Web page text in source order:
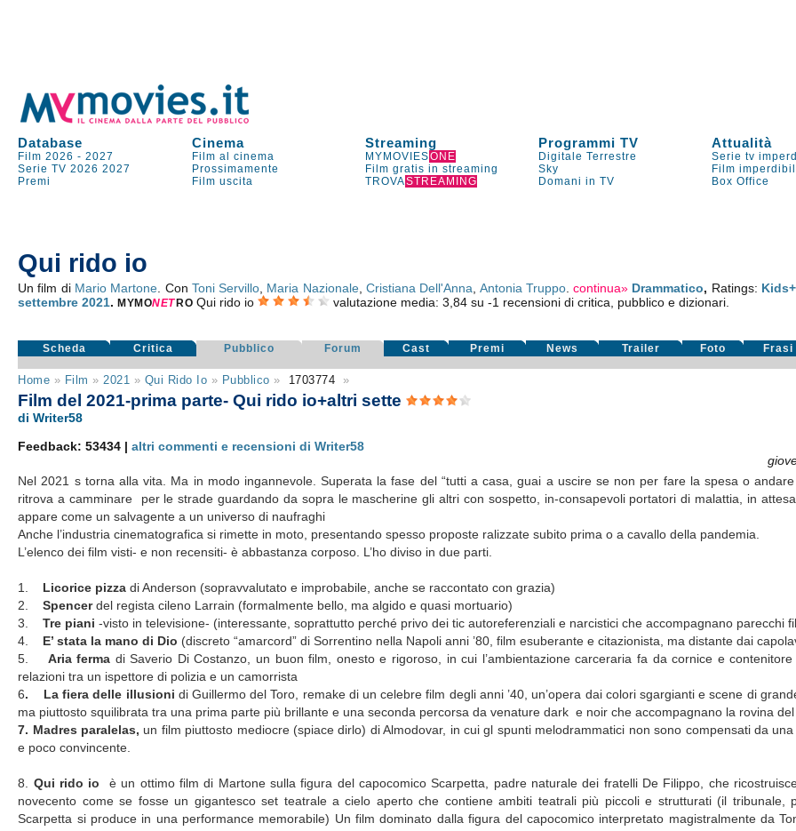
Database Cinema Streaming Programmi TV Attualità
Film 2026 -2027 Film al cinema MYMOVIESONE Digitale Terrestre Serie tv
Serie TV 2026 2027 Prossimamente Film gratis in streaming Sky Film
Premi
Film uscita TROVASTREAMING Domani in TV Box Office
Qui rido io
Un film di Mario Martone . Con Toni Servillo Maria Nazionale, Cristiana Dell'Anna Antonia Truppo.continua» Drammatico, Ratings:
settembre 2021.MYMONET RO Qui rido io valutazione media: 3,84 su -1 recensioni di critica, pubblico e dizionari.
Scheda Critica Pubblico Forum Cast Premi News Trailer Foto Frasi
Home » Film » 2021 » Qui Rido Io » Pubblico » 1703774 »
Film del 2021-prima parte- Qui rido io+altri sette
di Writer58
Feedback: 53434 |altri commenti e recensioni di Writer58
Nel 2021 s torna alla vita. Ma in modo ingannevole. Superata la fase del “tutti a casa, guai a uscire se non per fare la spesa o
ritrova a camminare per le strade guardando da sopra le mascherine gli altri con sospetto, in-consapevoli portatori di malattia, in
appare come un salvagente a un universo di naufraghi
Anche l’industria cinematografica si rimette in moto, presentando spesso proposte ralizzate subito prima o a cavallo della pandemia.
L’elenco dei film visti- e non recensiti- è abbastanza corposo. L’ho diviso in due parti.
1. Licorice pizzadi Anderson (sopravvalutato e improbabile, anche se raccontato con grazia)
2.
Spencerdel regista cileno Larrain (formalmente bello, ma algido e quasi mortuario)
3.Tre piani -visto in televisione- (interessante, soprattutto perché privo dei tic autoreferenziali e narcistici che accompagnano parecchi
4. E’ stata la mano di Dio (discreto “amarcord” di Sorrentino nella Napoli anni ’80, film esuberante e citazionista, ma distante dai
5.
Aria ferma di Saverio Di Costanzo, un buon film, onesto e rigoroso, in cui l’ambientazione carceraria fa da cornice e
relazioni tra un ispettore di polizia e un camorrista
6. La fiera delle illusioni di Guillermo del Toro, remake di un celebre film degli anni ’40, un’opera dai colori sgargianti e scene di
ma piuttosto squilibrata tra una prima parte più brillante e una seconda percorsa da venature dark e noir che accompagnano la rovina
7. Madres paralelas, un film piuttosto mediocre (spiace dirlo) di Almodovar, in cui gl spunti melodrammatici non sono compensati da
e poco convincente.
8. Qui rido io è un ottimo film di Martone sulla figura del capocomico Scarpetta, padre naturale dei fratelli De Filippo, che
novecento come se fosse un gigantesco set teatrale a cielo aperto che contiene ambiti teatrali più piccoli e strutturati (il tribunale,
Scarpetta si produce in una performance memorabile) Un film dominato dalla figura del capocomico interpretato magistralmente da